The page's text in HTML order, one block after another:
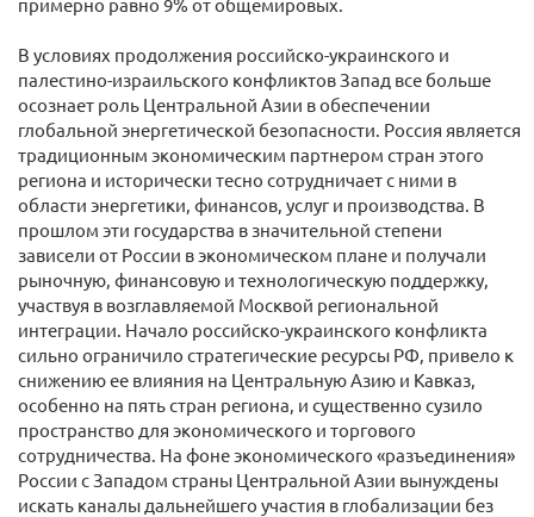
В условиях продолжения российско-украинского и
палестино-израильского конфликтов Запад все больше
осознает роль Центральной Азии в обеспечении
глобальной энергетической безопасности. Россия является
традиционным экономическим партнером стран этого
региона и исторически тесно сотрудничает с ними в
области энергетики, финансов, услуг и производства. В
прошлом эти государства в значительной степени
зависели от России в экономическом плане и получали
рыночную, финансовую и технологическую поддержку,
участвуя в возглавляемой Москвой региональной
интеграции. Начало российско-украинского конфликта
сильно ограничило стратегические ресурсы РФ, привело к
снижению ее влияния на Центральную Азию и Кавказ,
особенно на пять стран региона, и существенно сузило
пространство для экономического и торгового
сотрудничества. На фоне экономического «разъединения»
России с Западом страны Центральной Азии вынуждены
искать каналы дальнейшего участия в глобализации без